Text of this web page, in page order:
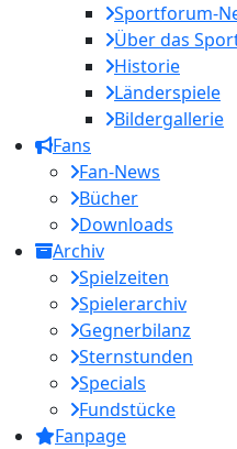
Sportforum-
Über das
Historie
Länderspiele
Bildergallerie
Fans
Fan-News
Bücher
Downloads
Archiv
Spielzeiten
Spielerarchiv
Gegnerbilanz
Sternstunden
Specials
Fundstücke
Fanpage